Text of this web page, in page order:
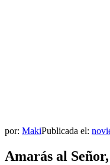
por: MakiPublicada el:
Amarás al